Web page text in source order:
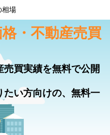
相場
・不動産売買
買実績を無料で公開
たい方向けの、無料一